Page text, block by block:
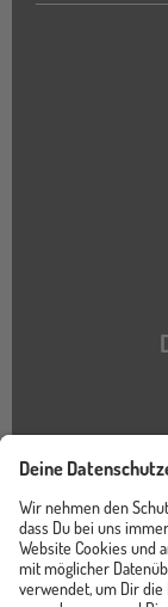
Instagram
TikTok